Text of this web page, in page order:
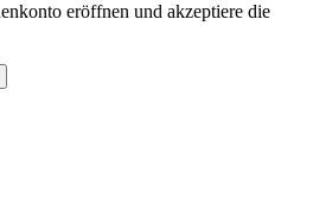
eröffnen und akzeptiere die